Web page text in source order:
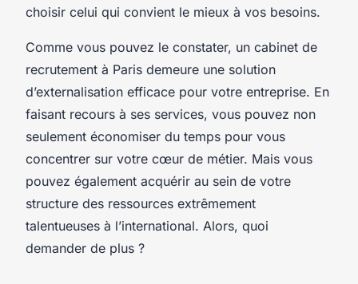
choisir celui qui convient le mieux à vos besoins.
Comme vous pouvez le constater, un cabinet de
recrutement à Paris demeure une solution
d’externalisation efficace pour votre entreprise. En
faisant recours à ses services, vous pouvez non
seulement économiser du temps pour vous
concentrer sur votre cœur de métier. Mais vous
pouvez également acquérir au sein de votre
structure des ressources extrêmement
talentueuses à l’international. Alors, quoi
demander de plus ?